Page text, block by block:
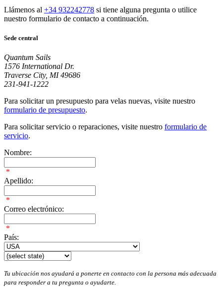
Llámenos al +34 932242778 si tiene alguna pregunta o utilice
nuestro formulario de contacto a continuación.
Sede central
Quantum Sails
1576 International Dr.
Traverse City, MI 49686
231-941-1222
Para solicitar un presupuesto para velas nuevas, visite nuestro
formulario de presupuesto.
Para solicitar servicio o reparaciones, visite nuestro formulario de
servicio.
Nombre:
*
Apellido:
*
Correo electrónico:
*
País:
Tu ubicación nos ayudará a ponerte en contacto con la persona más adecuada
para responder a tu pregunta o ayudarte.